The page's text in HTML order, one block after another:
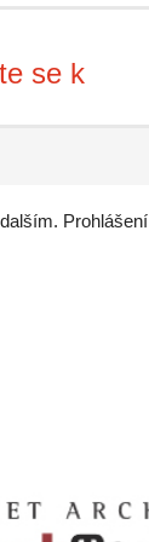
se k
Prohlášení